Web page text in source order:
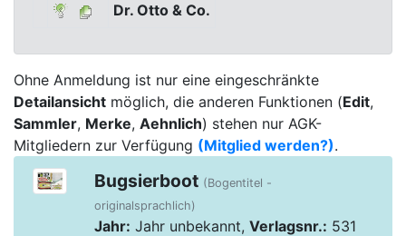
Dr. Otto & Co.
Ohne Anmeldung ist nur eine eingeschränkte
Detailansicht möglich, die anderen Funktionen (Edit,
Sammler, Merke, Aehnlich) stehen nur AGK-
Mitgliedern zur Verfügung (Mitglied werden?).
Bugsierboot (Bogentitel -
originalsprachlich)
Jahr: Jahr unbekannt, Verlagsnr.: 531